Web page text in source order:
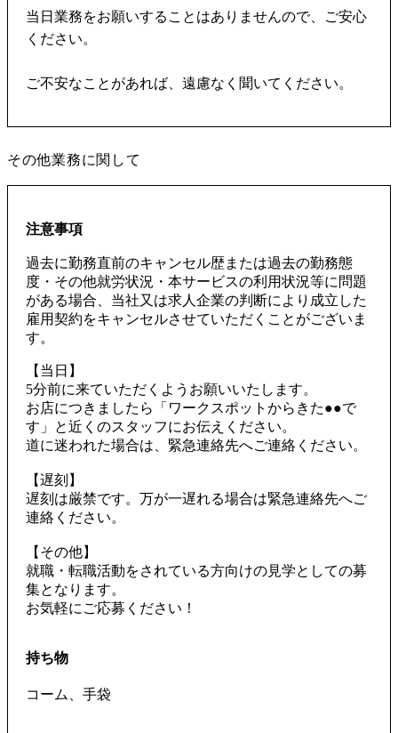
当日業務をお願いすることはありませんので、ご安心
ください。
ご不安なことがあれば、遠慮なく聞いてください。
その他業務に関して
注意事項
過去に勤務直前のキャンセル歴または過去の勤務態
度・その他就労状況・本サービスの利用状況等に問題
がある場合、当社又は求人企業の判断により成立した
雇用契約をキャンセルさせていただくことがございま
す。
【当日】
5分前に来ていただくようお願いいたします。
お店につきましたら「ワークスポットからきた●●で
す」と近くのスタッフにお伝えください。
道に迷われた場合は、緊急連絡先へご連絡ください。
【遅刻】
遅刻は厳禁です。万が一遅れる場合は緊急連絡先へご
連絡ください。
【その他】
就職・転職活動をされている方向けの見学としての募
集となります。
お気軽にご応募ください！
持ち物
コーム、手袋